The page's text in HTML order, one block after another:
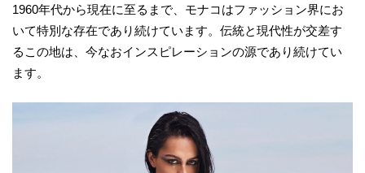
1960年代から現在に至るまで、モナコはファッション界にお
いて特別な存在であり続けています。伝統と現代性が交差す
るこの地は、今なおインスピレーションの源であり続けてい
ます。